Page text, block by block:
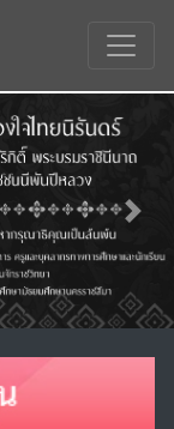
Next